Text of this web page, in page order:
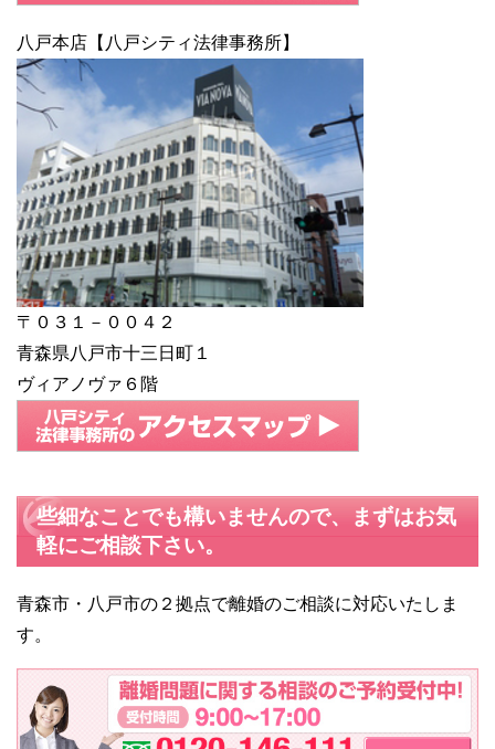
八戸本店【八戸シティ法律事務所】
〒０３１－００４２
青森県八戸市十三日町１
ヴィアノヴァ６階
些細なことでも構いませんので、まずはお気
軽にご相談下さい。
青森市・八戸市の２拠点で離婚のご相談に対応いたしま
す。